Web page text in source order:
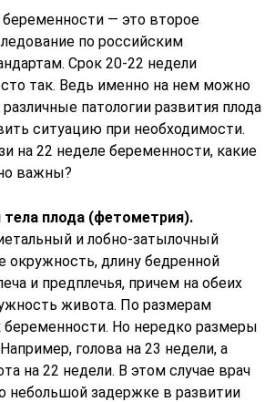
— это второе
по российским
Срок 20-22 недели
так. Ведь именно на нем можно
патологии развития плода
ситуацию при необходимости.
на 22 неделе беременности, какие
важны?
тела плода (фетометрия).
и лобно-затылочный
окружность, длину бедренной
и предплечья, причем на обеих
живота. По размерам
Но нередко размеры
голова на 23 недели, а
на 22 недели. В этом случае врач
небольшой задержке в развитии